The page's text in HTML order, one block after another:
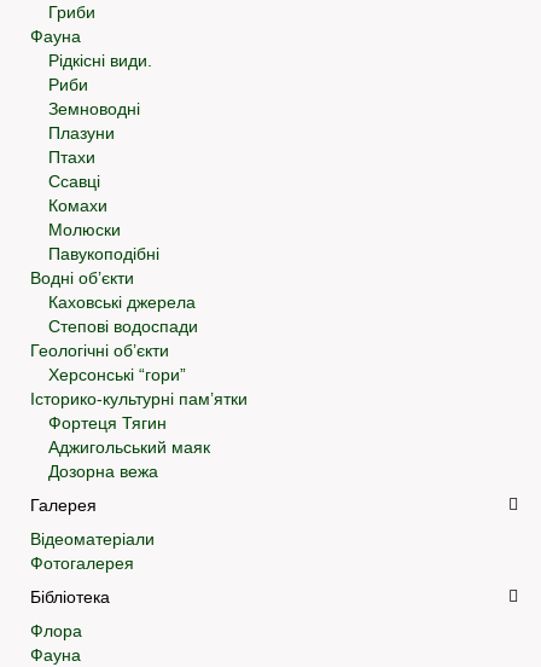
Гриби
Фауна
Рідкісні види.
Риби
Земноводні
Плазуни
Птахи
Ссавці
Комахи
Молюски
Павукоподібні
Водні об’єкти
Каховські джерела
Степові водоспади
Геологічні об’єкти
Херсонські “гори”
Історико-культурні пам’ятки
Фортеця Тягин
Аджигольський маяк
Дозорна вежа
Галерея
Відеоматеріали
Фотогалерея
Бібліотека
Флора
Фауна